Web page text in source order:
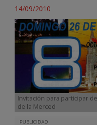
14/09/2010
Invitación para participar
de la Merced
PUBLICIDAD